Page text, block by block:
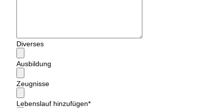
Diverses
Ausbildung
Zeugnisse
Lebenslauf hinzufügen*